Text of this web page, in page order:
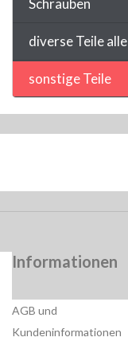
diverse Teile alle
sonstige Teile
Informationen
AGB und
Kundeninformationen